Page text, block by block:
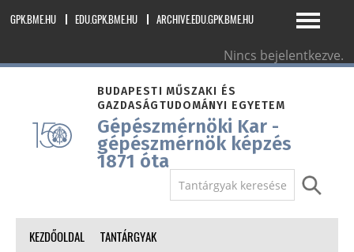
GPK.BME.HU EDU.GPK.BME.HU ARCHIVE.EDU.GPK.BME.HU
Nincs bejelentkezve.
BUDAPESTI MŰSZAKI ÉS
GAZDASÁGTUDOMÁNYI EGYETEM
Gépészmérnöki Kar -
gépészmérnök képzés
1871 óta
KEZDŐOLDAL
TANTÁRGYAK